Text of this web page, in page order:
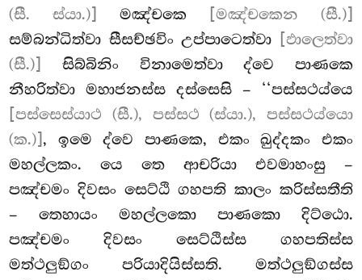
(සී. ස්යා.)]
මඤ්චකෙ
[මඤ්චකෙන (සී.)]
සම්බන්ධිත්වා සීසච්ඡවිං උප්පාටෙත්වා
[ඵාලෙත්වා
(සී.)]
සිබ්බිනිං විනාමෙත්වා ද්වෙ පාණකෙ
නීහරිත්වා මහාජනස්ස දස්සෙසි – ‘‘පස්සථය්යෙ
[පස්සෙස්යාථ (සී.), පස්සථ (ස්යා.), පස්සථය්යො
(ක.)], ඉමෙ ද්වෙ පාණකෙ, එකං ඛුද්දකං එකං
මහල්ලකං. යෙ තෙ ආචරියා එවමාහංසු –
පඤ්චමං දිවසං සෙට්ඨි ගහපති කාලං කරිස්සතීති
– තෙහායං මහල්ලකො පාණකො දිට්ඨො.
පඤ්චමං දිවසං සෙට්ඨිස්ස ගහපතිස්ස
මත්ථලුඞ්ගං පරියාදියිස්සති. මත්ථලුඞ්ගස්ස